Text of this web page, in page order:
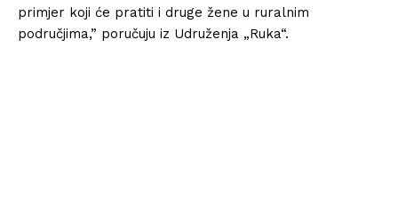
primjer koji će pratiti i druge žene u ruralnim
područjima,” poručuju iz Udruženja „Ruka“.